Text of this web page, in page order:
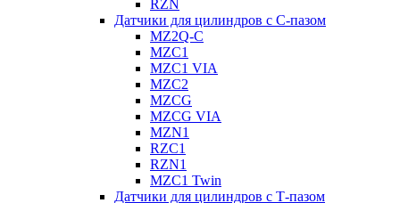
RZN
Датчики для цилиндров с С-пазом
MZ2Q-C
MZC1
MZC1 VIA
MZC2
MZCG
MZCG VIA
MZN1
RZC1
RZN1
MZC1 Twin
Датчики для цилиндров с Т-пазом